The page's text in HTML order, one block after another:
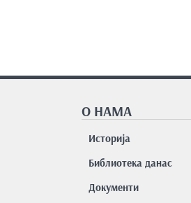
О НАМА
Историја
Библиотека данас
Документи